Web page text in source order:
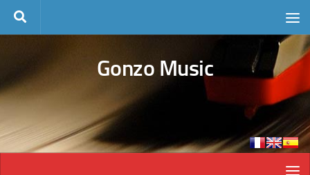
Skip to content
Gonzo Music